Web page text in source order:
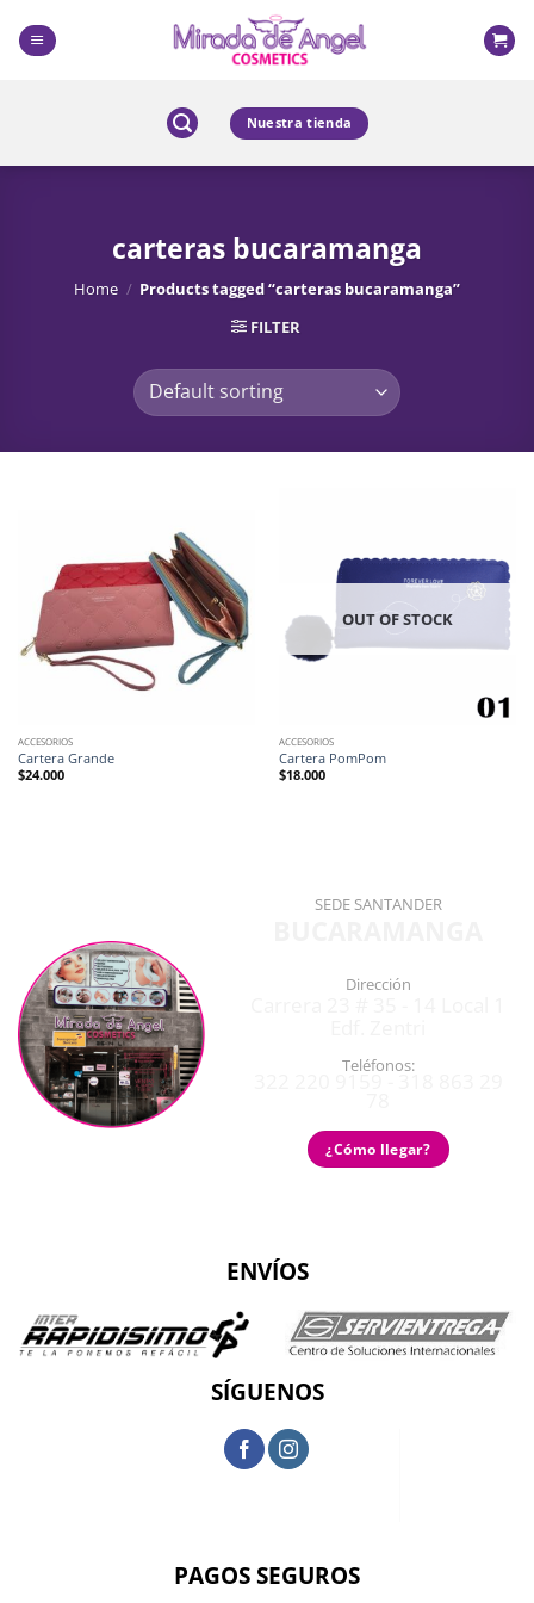
content
Nuestra tienda
carteras bucaramanga
Home / Products tagged “carteras bucaramanga”
FILTER
ACCESORIOS
Cartera Grande
$24.000
OUT OF STOCK
ACCESORIOS
Cartera PomPom
$18.000
SEDE SANTANDER
Dirección
Teléfonos:
¿Cómo llegar?
ENVÍOS
SÍGUENOS
PAGOS SEGUROS